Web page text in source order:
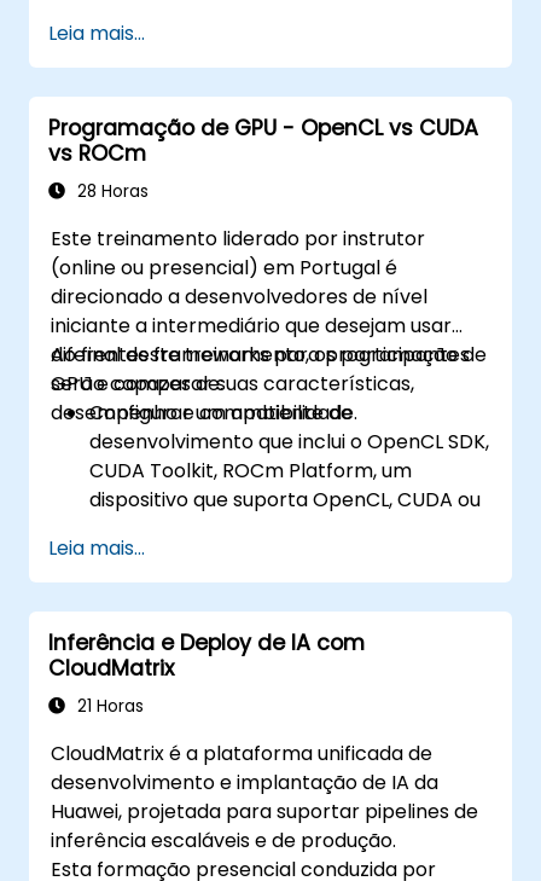
Leia mais...
Programação de GPU - OpenCL vs CUDA
vs ROCm
28 Horas
Este treinamento liderado por instrutor
(online ou presencial) em Portugal é
direcionado a desenvolvedores de nível
iniciante a intermediário que desejam usar
diferentes frameworks para programação de
GPU e comparar suas características,
desempenho e compatibilidade.
Ao final deste treinamento, os participantes
serão capazes de:
Configurar um ambiente de
desenvolvimento que inclui o OpenCL SDK,
CUDA Toolkit, ROCm Platform, um
dispositivo que suporta OpenCL, CUDA ou
Criar um programa básico de GPU que
realiza adição vetorial usando OpenCL,
CUDA e ROCm, e comparar a sintaxe,
estrutura e execução de cada framework.
Usar as respectivas APIs para consultar
informações do dispositivo, alocar e
dados entre o host e o dispositivo, lançar
kernels e sincronizar threads.
Usar as respectivas linguagens para
escrever kernels que são executados no
Leia mais...
Inferência e Deploy de IA com
CloudMatrix
21 Horas
CloudMatrix é a plataforma unificada de
desenvolvimento e implantação de IA da
Huawei, projetada para suportar pipelines de
inferência escaláveis e de produção.
Esta formação presencial conduzida por